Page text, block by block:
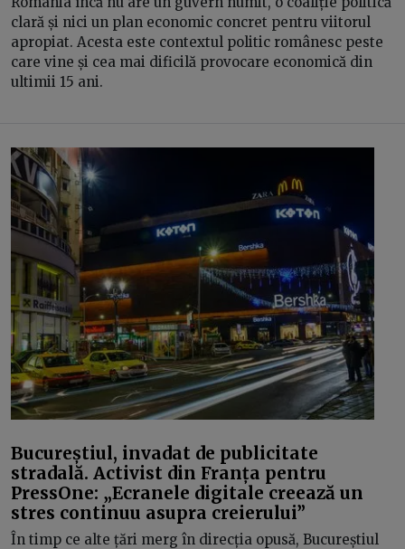
clară și nici un plan economic concret pentru viitorul
apropiat. Acesta este contextul politic românesc peste
care vine și cea mai dificilă provocare economică din
ultimii 15 ani.
Bucureștiul, invadat de publicitate
stradală. Activist din Franța pentru
PressOne: „Ecranele digitale creează un
stres continuu asupra creierului”
În timp ce alte țări merg în direcția opusă, Bucureștiul